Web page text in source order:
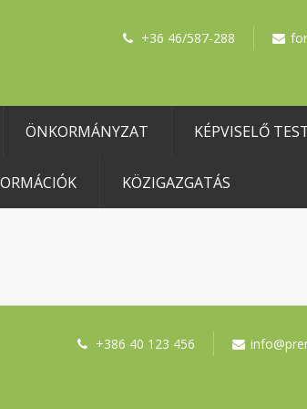
+36 46/587-288
ÖNKORMÁNYZAT KÉPVISELŐ
KÖZIGAZGATÁS
+386 40 123 456